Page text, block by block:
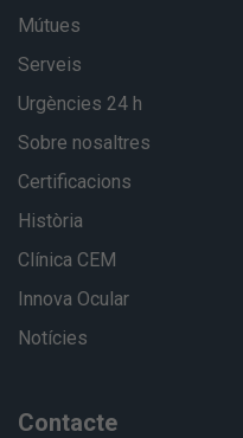
Mútues
Serveis
Urgències 24 h
Sobre nosaltres
Certificacions
Història
Clínica CEM
Innova Ocular
Notícies
Contacte